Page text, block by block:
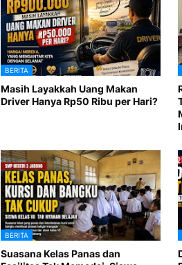
BERITA
Masih Layakkah Uang Makan
Driver Hanya Rp50 Ribu per Hari?
BERITA
Suasana Kelas Panas dan